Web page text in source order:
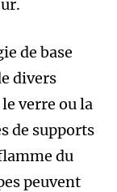
de base
divers
verre ou la
de supports
du
peuvent